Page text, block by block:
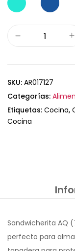
SKU: AR017127
Categorías:
Etiquetas: Cocina,
Cocina
Sandwicherita AQ
perfecto para